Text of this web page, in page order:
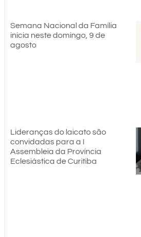
Semana Nacional da Família
inicia neste domingo, 9 de
agosto
Lideranças do laicato são
convidadas para a I
Assembleia da Província
Eclesiástica de Curitiba